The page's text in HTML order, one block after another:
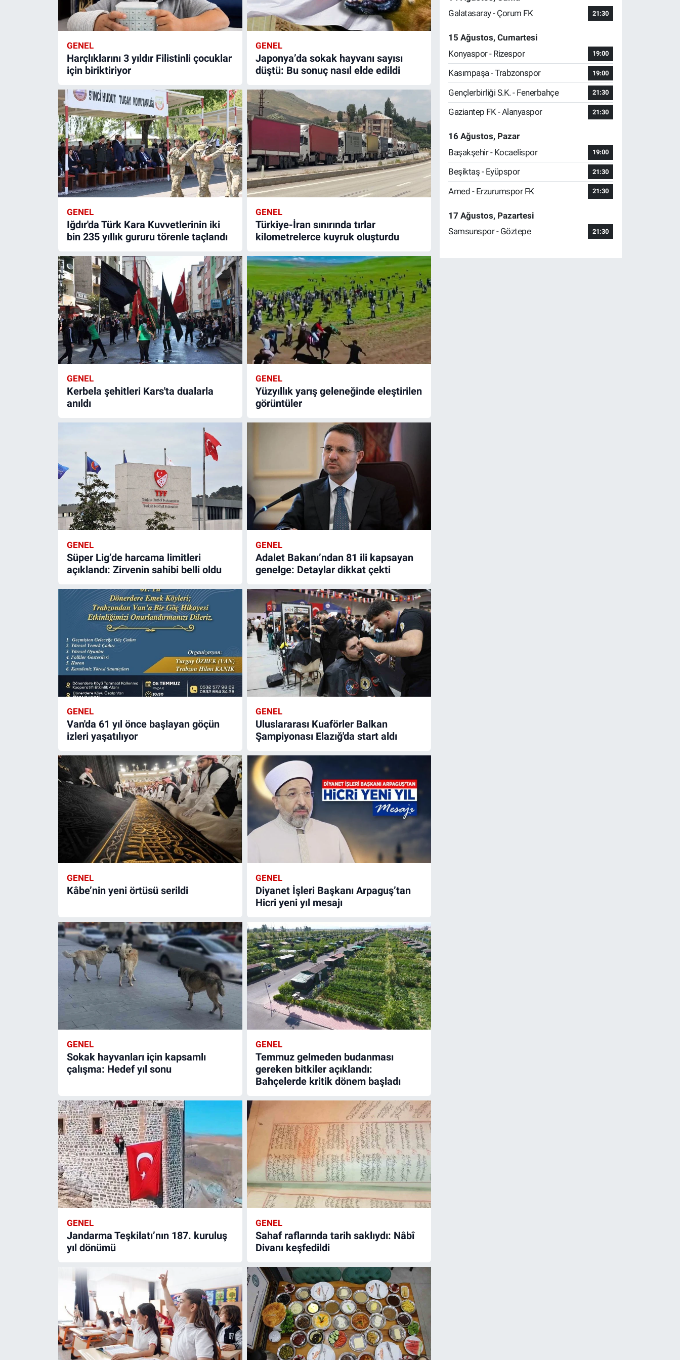
GENEL
Harçlıklarını 3 yıldır Filistinli çocuklar
için biriktiriyor
GENEL
Japonya’da sokak hayvanı sayısı
düştü: Bu sonuç nasıl elde edildi
GENEL
Iğdır'da Türk Kara Kuvvetlerinin iki
bin 235 yıllık gururu törenle taçlandı
GENEL
Türkiye-İran sınırında tırlar
kilometrelerce kuyruk oluşturdu
GENEL
Kerbela şehitleri Kars'ta dualarla
anıldı
GENEL
Yüzyıllık yarış geleneğinde eleştirilen
görüntüler
GENEL
Süper Lig’de harcama limitleri
açıklandı: Zirvenin sahibi belli oldu
GENEL
Adalet Bakanı’ndan 81 ili kapsayan
genelge: Detaylar dikkat çekti
GENEL
Van'da 61 yıl önce başlayan göçün
izleri yaşatılıyor
GENEL
Uluslararası Kuaförler Balkan
Şampiyonası Elazığ'da start aldı
GENEL
Kâbe’nin yeni örtüsü serildi
GENEL
Diyanet İşleri Başkanı Arpaguş’tan
Hicri yeni yıl mesajı
GENEL
Sokak hayvanları için kapsamlı
çalışma: Hedef yıl sonu
GENEL
Temmuz gelmeden budanması
gereken bitkiler açıklandı:
Bahçelerde kritik dönem başladı
GENEL
Jandarma Teşkilatı’nın 187. kuruluş
yıl dönümü
GENEL
Sahaf raflarında tarih saklıydı: Nâbî
Divanı keşfedildi
Galatasaray - Çorum FK
21:30
15 Ağustos, Cumartesi
Konyaspor - Rizespor
19:00
Kasımpaşa - Trabzonspor 19:00
Gençlerbirliği S.K. - Fenerbahçe 21:30
Gaziantep FK - Alanyaspor 21:30
16 Ağustos, Pazar
Başakşehir - Kocaelispor
19:00
Beşiktaş - Eyüpspor 21:30
Amed - Erzurumspor FK 21:30
17 Ağustos, Pazartesi
Samsunspor - Göztepe
21:30